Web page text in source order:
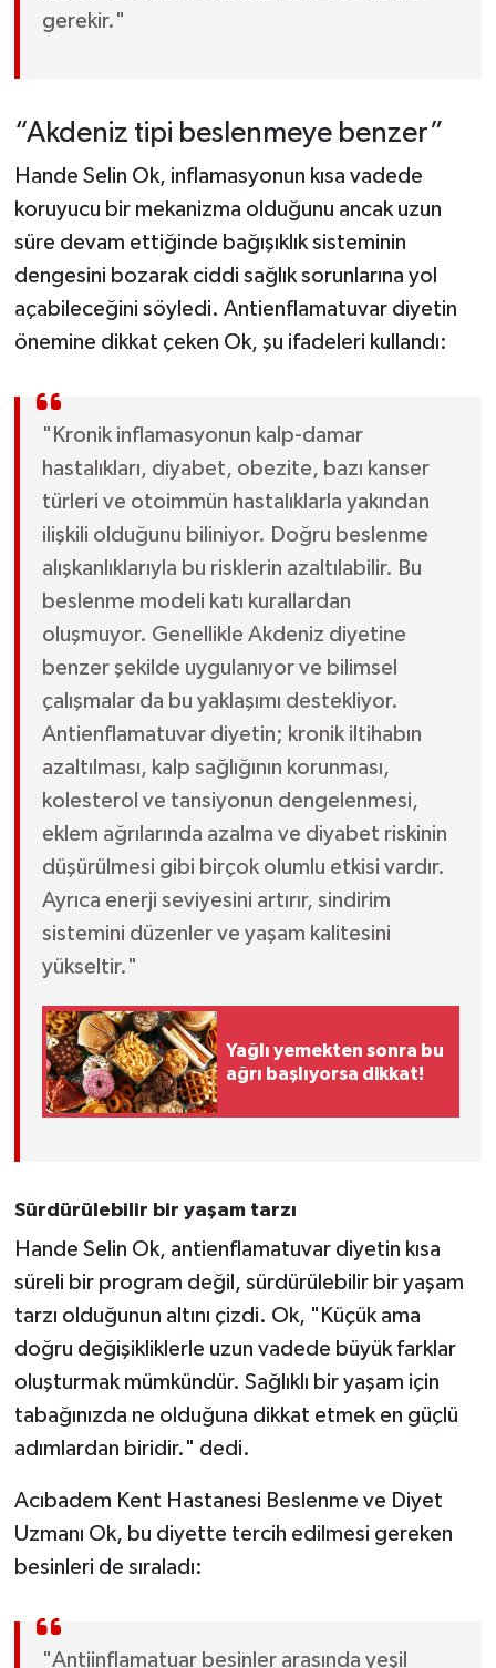
gerekir."
“Akdeniz tipi beslenmeye benzer”
Hande Selin Ok, inflamasyonun kısa vadede
koruyucu bir mekanizma olduğunu ancak uzun
süre devam ettiğinde bağışıklık sisteminin
dengesini bozarak ciddi sağlık sorunlarına yol
açabileceğini söyledi. Antienflamatuvar diyetin
önemine dikkat çeken Ok, şu ifadeleri kullandı:
"Kronik inflamasyonun kalp-damar
hastalıkları, diyabet, obezite, bazı kanser
türleri ve otoimmün hastalıklarla yakından
ilişkili olduğunu biliniyor. Doğru beslenme
alışkanlıklarıyla bu risklerin azaltılabilir. Bu
beslenme modeli katı kurallardan
oluşmuyor. Genellikle Akdeniz diyetine
benzer şekilde uygulanıyor ve bilimsel
çalışmalar da bu yaklaşımı destekliyor.
Antienflamatuvar diyetin; kronik iltihabın
azaltılması, kalp sağlığının korunması,
kolesterol ve tansiyonun dengelenmesi,
eklem ağrılarında azalma ve diyabet riskinin
düşürülmesi gibi birçok olumlu etkisi vardır.
Ayrıca enerji seviyesini artırır, sindirim
sistemini düzenler ve yaşam kalitesini
yükseltir."
Yağlı yemekten sonra bu
ağrı başlıyorsa dikkat!
Sürdürülebilir bir yaşam tarzı
Hande Selin Ok, antienflamatuvar diyetin kısa
süreli bir program değil, sürdürülebilir bir yaşam
tarzı olduğunun altını çizdi. Ok, "Küçük ama
doğru değişikliklerle uzun vadede büyük farklar
oluşturmak mümkündür. Sağlıklı bir yaşam için
tabağınızda ne olduğuna dikkat etmek en güçlü
adımlardan biridir." dedi.
Acıbadem Kent Hastanesi Beslenme ve Diyet
Uzmanı Ok, bu diyette tercih edilmesi gereken
besinleri de sıraladı:
"Antiinflamatuar besinler arasında yeşil